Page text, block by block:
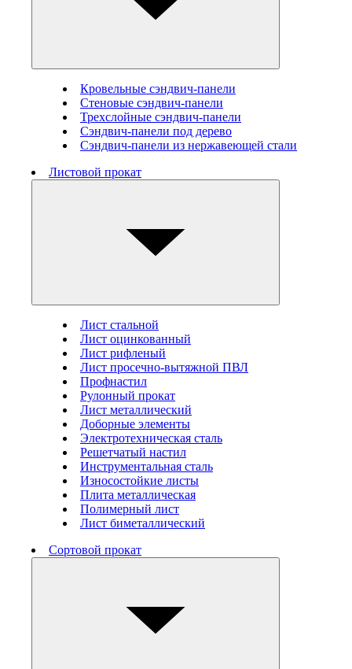
Кровельные сэндвич-панели
Стеновые cэндвич-панели
Трехслойные сэндвич-панели
Сэндвич-панели под дерево
Сэндвич-панели из нержавеющей стали
Листовой прокат
Лист стальной
Лист оцинкованный
Лист рифленый
Лист просечно-вытяжной ПВЛ
Профнастил
Рулонный прокат
Лист металлический
Доборные элементы
Электротехническая сталь
Решетчатый настил
Инструментальная сталь
Износостойкие листы
Плита металлическая
Полимерный лист
Лист биметаллический
Сортовой прокат